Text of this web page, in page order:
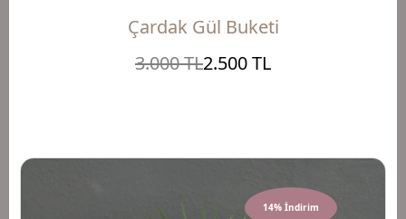
Çardak Gül Buketi
3.000 TL2.500 TL
14% İndirim